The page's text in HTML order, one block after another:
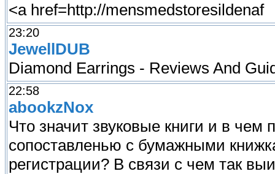
<a href=http://mensmedstoresildenaf
23:20
JewellDUB
Diamond Earrings - Reviews And
22:58
abookzNox
Что значит звуковые книги и в
сопоставленью с бумажными
регистрации? В связи с чем так